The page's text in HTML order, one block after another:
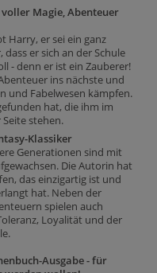
Magie, Abenteuer
Harry, er sei ein ganz
er sich an der Schule
- denn er ist ein Zauberer!
ins nächste und
und Fabelwesen kämpfen.
hat, die ihm im
stehen.
Klassiker
Generationen sind mit
Die Autorin hat
das einzigartig ist und
hat. Neben der
spielen auch
Loyalität und der
Ausgabe - für